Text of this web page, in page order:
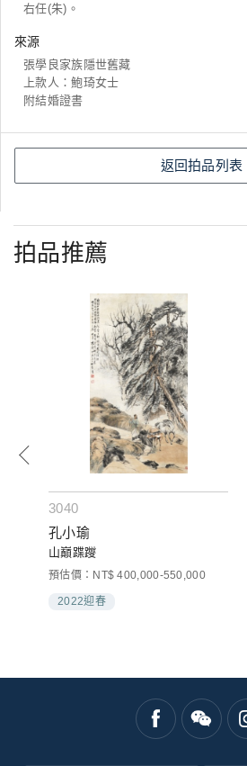
右任(朱)。
來源
張學良家族隱世舊藏
上款人：鮑琦女士
附結婚證書
返回拍品列表
拍品推薦
3040
孔小瑜
山巔蹀躞
預估價：NT$ 400,000-550,000
2022迎春